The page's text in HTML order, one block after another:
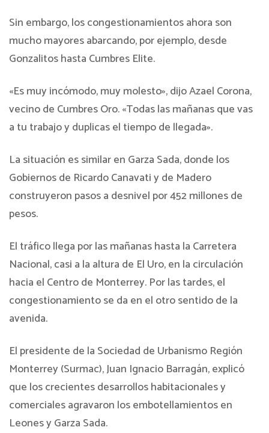
Sin embargo, los congestionamientos ahora son
mucho mayores abarcando, por ejemplo, desde
Gonzalitos hasta Cumbres Elite.
«Es muy incómodo, muy molesto», dijo Azael Corona,
vecino de Cumbres Oro. «Todas las mañanas que vas
a tu trabajo y duplicas el tiempo de llegada».
La situación es similar en Garza Sada, donde los
Gobiernos de Ricardo Canavati y de Madero
construyeron pasos a desnivel por 452 millones de
pesos.
El tráfico llega por las mañanas hasta la Carretera
Nacional, casi a la altura de El Uro, en la circulación
hacia el Centro de Monterrey. Por las tardes, el
congestionamiento se da en el otro sentido de la
avenida.
El presidente de la Sociedad de Urbanismo Región
Monterrey (Surmac), Juan Ignacio Barragán, explicó
que los crecientes desarrollos habitacionales y
comerciales agravaron los embotellamientos en
Leones y Garza Sada.